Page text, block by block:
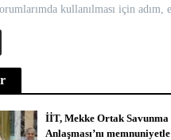
kullanılması için adım,
İİT, Mekke Ortak Savunma
Anlaşması’nı